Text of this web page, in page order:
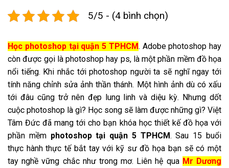
5/5 - (4 bình chọn)
Học photoshop tại quận 5 TPHCM. Adobe photoshop hay
còn được gọi là photoshop hay ps, là một phần mềm đồ họa
nổi tiếng. Khi nhắc tới photoshop người ta sẽ nghĩ ngay tới
tính năng chỉnh sửa ảnh thần thánh. Một hình ảnh dù có xấu
tới đâu cũng trở nên đẹp lung linh và diệu kỳ. Nhưng dốt
cuộc photoshop là gì? Học song sẽ làm được những gì? Việt
Tâm Đức đã mang tới cho bạn khóa học thiết kế đồ họa với
phần mềm photoshop tại quận 5 TPHCM. Sau 15 buổi
thực hành thực tế bắt tay với kỹ sư đồ họa bạn sẽ có một
tay nghề vững chắc như trong mơ. Liên hệ qua Mr Dương